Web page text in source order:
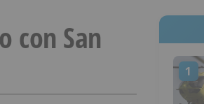
con San
1